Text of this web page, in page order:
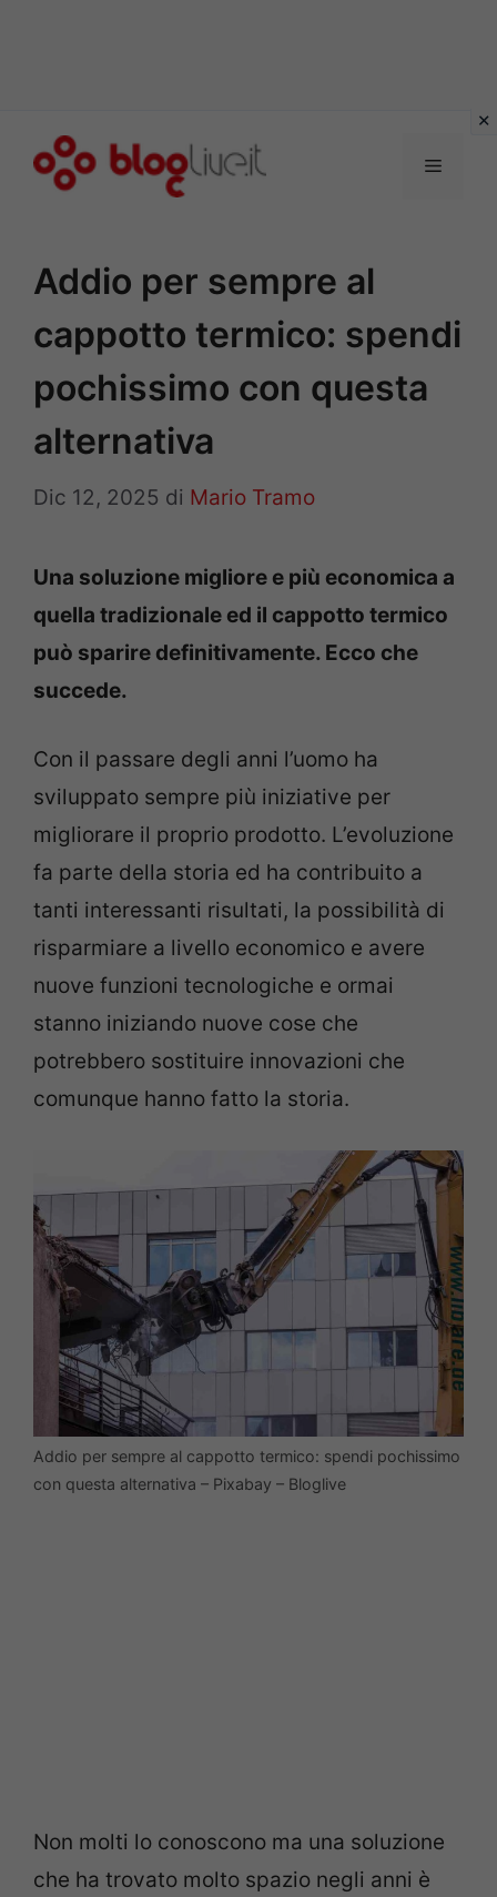
Menu
Addio per sempre al
cappotto termico: spendi
pochissimo con questa
alternativa
Dic 12, 2025 di Mario Tramo
Una soluzione migliore e più economica a
quella tradizionale ed il cappotto termico
può sparire definitivamente. Ecco che
succede.
Con il passare degli anni l’uomo ha
sviluppato sempre più iniziative per
migliorare il proprio prodotto. L’evoluzione
fa parte della storia ed ha contribuito a
tanti interessanti risultati, la possibilità di
risparmiare a livello economico e avere
nuove funzioni tecnologiche e ormai
stanno iniziando nuove cose che
potrebbero sostituire innovazioni che
comunque hanno fatto la storia.
Addio per sempre al cappotto termico: spendi pochissimo
con questa alternativa – Pixabay – Bloglive
Non molti lo conoscono ma una soluzione
che ha trovato molto spazio negli anni è